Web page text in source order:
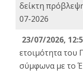
δείκτη
07-2026
23/07/2026,
ετοιμότητα του
σύμφωνα με το